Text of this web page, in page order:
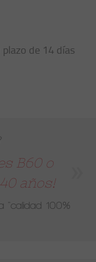
de 14 días
B60 o
años!
"calidad 100%